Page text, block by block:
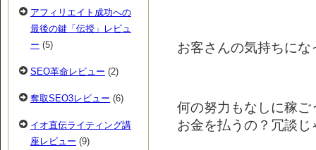
お客さんの気持ちにな
何の努力もなしに稼
お金を払うの？冗談じ
アフィリエイト成功への
最後の鍵「伝授」レビュ
ー (5)
SEO革命レビュー (2)
奪取SEO3レビュー (6)
イオ直伝ライティング講
座レビュー (9)